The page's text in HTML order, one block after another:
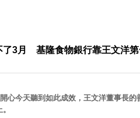
了3月 基隆食物銀行靠王文洋
心今天聽到如此成效，王文洋董事長的